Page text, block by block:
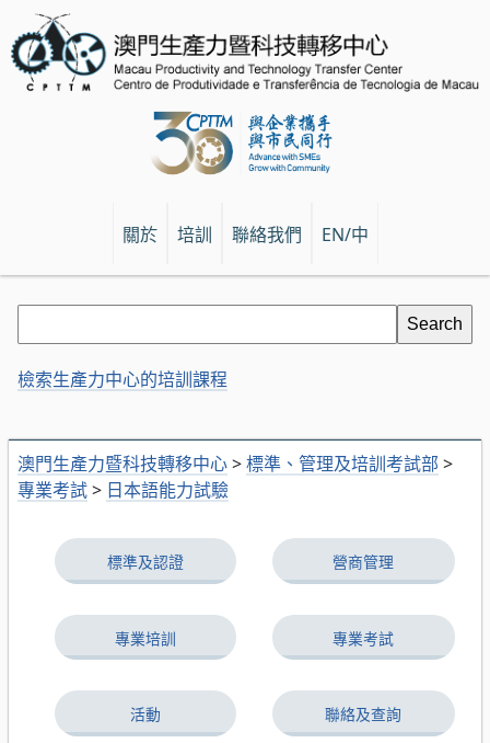
關於 培訓 聯絡我們 EN/中
澳門生產力暨科技轉移中心>標準、管理及培訓考試部 >
專業考試> 日本語能力試驗
標準及認證 營商管理
專業培訓 專業考試
活動 聯絡及查詢
檢索生產力中心的培訓課程